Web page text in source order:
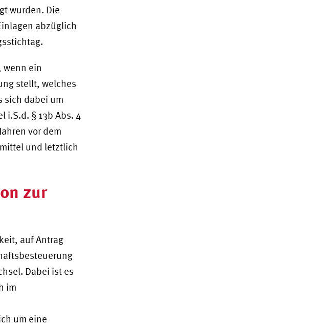
wurden. Die
abzüglich
wenn ein
stellt, welches
sich dabei um
i.S.d. § 13b Abs. 4
vor dem
und letztlich
zur
auf Antrag
Dabei ist es
im
um eine